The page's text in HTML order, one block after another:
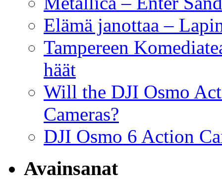
Elämä janottaa –
Tampereen
häät
Will the DJI Osmo
Cameras?
DJI Osmo 6 Action
Avainsanat